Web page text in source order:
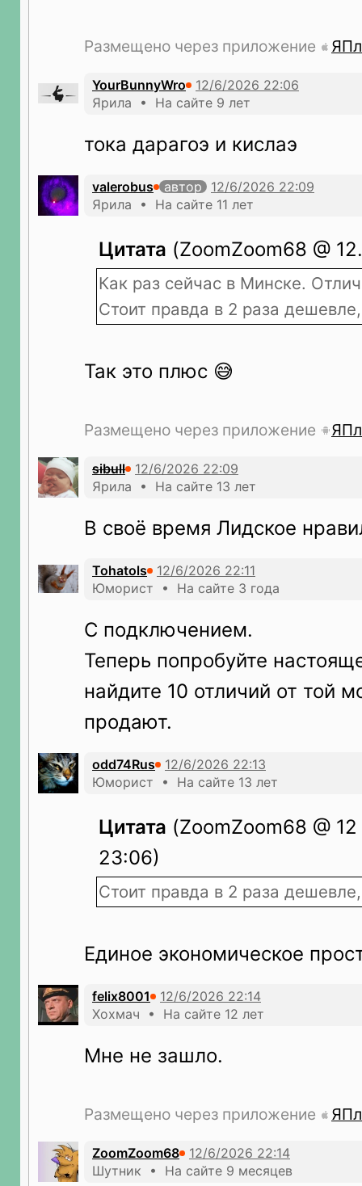
Размещено через приложение
YourBunnyWro
Ярила • На сайте 9 лет
тока дарагоэ и кислаэ
valerobus
автор
Ярила • На сайте 11 лет
Цитата (ZoomZoom68 @
Как раз сейчас в Минске.
Стоит правда в 2 раза
Так это плюс 😅
Размещено через приложение
sibull
Ярила • На сайте 13 лет
В своё время Лидское
Tohatols
Юморист • На сайте 3 года
С подключением.
Теперь попробуйте
найдите 10 отличий от той
продают.
odd74Rus
Юморист • На сайте 13 лет
Цитата (ZoomZoom68 @
23:06)
Стоит правда в 2 раза
Единое экономическое
felix8001
Хохмач • На сайте 12 лет
Мне не зашло.
Размещено через приложение
ZoomZoom68
Шутник • На сайте 9 месяцев